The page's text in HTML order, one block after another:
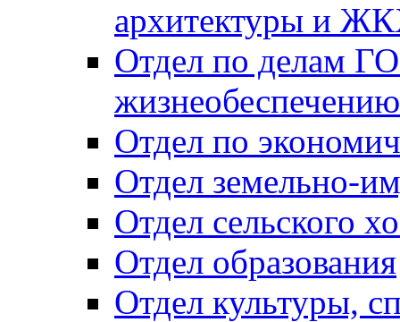
архитектуры и
Отдел по делам
Отдел по
Отдел земельно-
Отдел сельского
Отдел образования
Отдел культуры,